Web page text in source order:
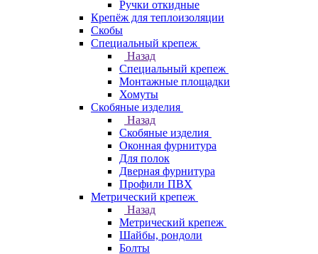
Ручки откидные
Крепёж для теплоизоляции
Скобы
Специальный крепеж
Назад
Специальный крепеж
Монтажные площадки
Хомуты
Скобяные изделия
Назад
Скобяные изделия
Оконная фурнитура
Для полок
Дверная фурнитура
Профили ПВХ
Метрический крепеж
Назад
Метрический крепеж
Шайбы, рондоли
Болты